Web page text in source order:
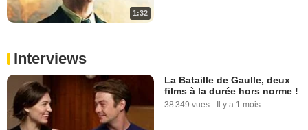
1:32
Interviews
La Bataille de Gaulle, deux
films à la durée hors norme !
38 349 vues - Il y a 1 mois